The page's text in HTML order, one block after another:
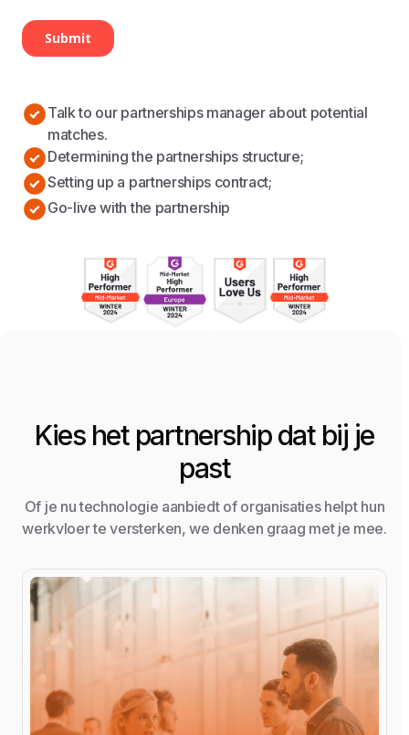
Talk to our partnerships manager about potential
matches.
Determining the partnerships structure;
Setting up a partnerships contract;
Go-live with the partnership
Kies het partnership dat bij je
past
Of je nu technologie aanbiedt of organisaties helpt hun
werkvloer te versterken, we denken graag met je mee.